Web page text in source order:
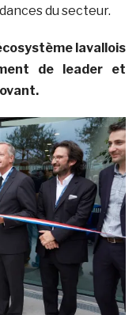
du secteur.
lavallois
de leader et